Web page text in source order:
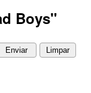
Boys"